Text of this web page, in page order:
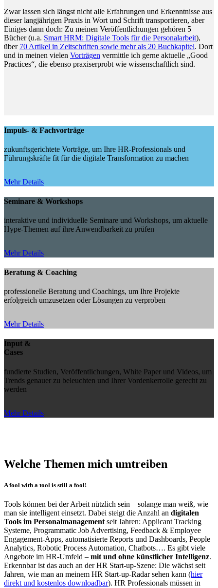
Zwar lassen sich längst nicht alle Erfahrungen und Erkenntnisse aus
dieser langjährigen Praxis in Wort und Schrift transportieren, aber
Einiges dann doch: Zu meinen Veröffentlichungen gehören 5
Bücher (u.a. Smart HRM: Digitale Tools für die Personalarbeit),
über 70 Artikel in Zeitschriften sowie mehr als 20 Buchkapitel. Dort
und in meinen vielen Vorträgen vermittle ich gerne aktuelle „Good
Practices“, die ebenso praxiserprobt wie wissenschaftlich sind.
Impuls- & Fachvorträge
zukunftsgerichtete Vorträge, um Ihre HR-Professionals und
Führungskräfte fit für die digitale Transformation zu machen
Mehr Details
Seminare & Workshops
interaktive und individuelle Seminare und Workshops, um aktuelle
Hype-Themen auf ihre Anwendbarkeit zu prüfen
Mehr Details
Beratung & Coaching
professionelle Beratung und Coachings, um Ihre Projekte
erfolgreich umzusetzen oder Lösungen zu verproben
Mehr Details
Input &
Cases
fundierte Studien, Veröffentlichungen, White Paper und Videos, um
Trends genauer zu beleuchten und Ihrer Vordenkerrolle gerecht zu
werden
Mehr Details
Welche Themen mich umtreiben
A fool with a tool is still a fool!
Tools können bei der Arbeit nützlich sein – solange man weiß, wie
man sie intelligent einsetzt. Dabei steigt die Anzahl an digitalen
Tools im Personalmanagement seit Jahren: Applicant Tracking
Systeme, Programmatic Job Advertising, Feedback & Employee
Engagement-Apps, automatisierte Reports und Dashboards, People
Analytics, Robotic Process Automation, Chatbots…. Es gibt viele
Angebote im HR-Umfeld – mit und ohne künstlicher Intelligenz.
Erkennbar ist das auch an der HR Start-up-Szene: Die wächst seit
Jahren, wie man an meinem HR Start-up-Radar sehen kann (hier
direkt und kostenlos downloadbar). HR Professionals müssen in